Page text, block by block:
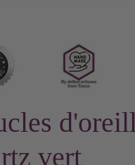
vert